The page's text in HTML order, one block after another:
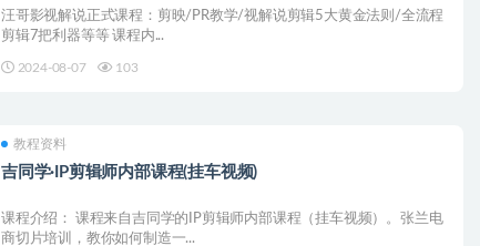
汪哥影视解说正式课程：剪映/PR教学/视解说剪辑5大黄金法则/全流程
剪辑7把利器等等 课程内...
2024-08-07 103
教程资料
吉同学·IP剪辑师内部课程(挂车视频)
课程介绍： 课程来自吉同学的IP剪辑师内部课程（挂车视频）。张兰电
商切片培训，教你如何制造一...